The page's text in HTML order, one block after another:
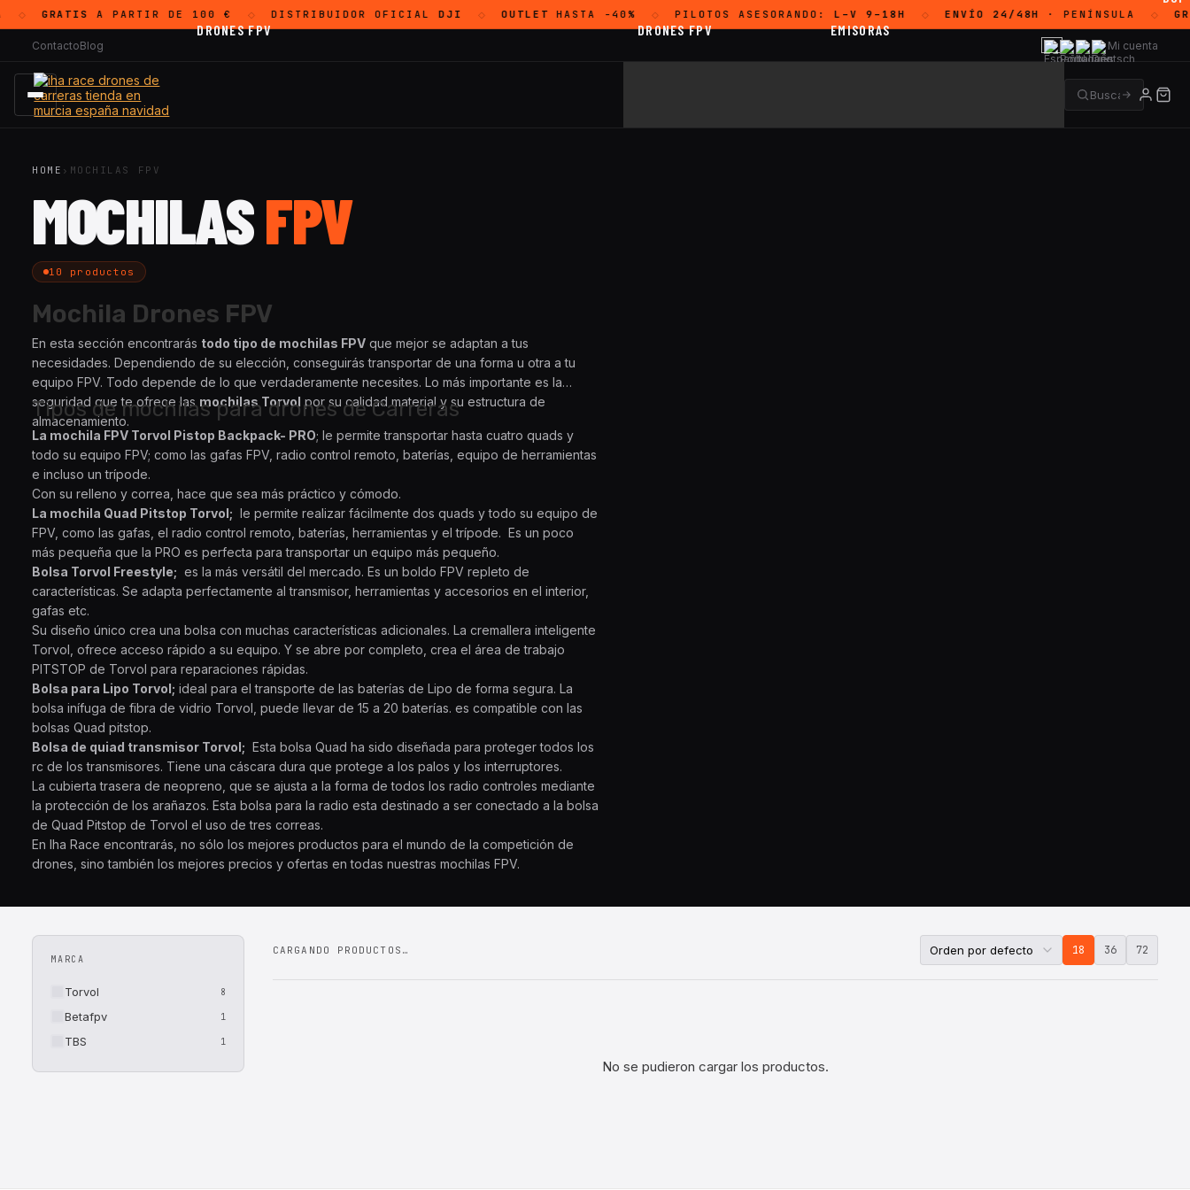
GRATISA PARTIR DE 100 € DISTRIBUIDOR OFICIALDJI OUTLETHASTA -40% PILOTOS ASESORANDO: L–V 9–18H ENVÍO 24/48H· PENÍNSULA
ContactoBlog Mi cuenta
DRONES FPV EMISORAS
DRONES FPV
HOME › MOCHILAS FPV
MOCHILASFPV
10 productos
Mochila Drones FPV
En esta sección encontrarás todo tipo de mochilas FPV que mejor se adaptan a tus
necesidades. Dependiendo de su elección, conseguirás transportar de una forma u otra a tu
equipo FPV. Todo depende de lo que verdaderamente necesites. Lo más importante es la
seguridad que te ofrece las mochilas Torvol por su calidad material y su estructura de
almacenamiento.
Tipos de mochilas para drones de Carreras
La mochila FPV Torvol Pistop Backpack- PRO; le permite transportar hasta cuatro quads y
todo su equipo FPV; como las gafas FPV, radio control remoto, baterías, equipo de herramientas
e incluso un trípode.
Con su relleno y correa, hace que sea más práctico y cómodo.
La mochila Quad Pitstop Torvol; le permite realizar fácilmente dos quads y todo su equipo de
FPV, como las gafas, el radio control remoto, baterías, herramientas y el trípode. Es un poco
más pequeña que la PRO es perfecta para transportar un equipo más pequeño.
Bolsa Torvol Freestyle; es la más versátil del mercado. Es un boldo FPV repleto de
características. Se adapta perfectamente al transmisor, herramientas y accesorios en el interior,
gafas etc.
Su diseño único crea una bolsa con muchas características adicionales. La cremallera inteligente
Torvol, ofrece acceso rápido a su equipo. Y se abre por completo, crea el área de trabajo
PITSTOP de Torvol para reparaciones rápidas.
Bolsa para Lipo Torvol; ideal para el transporte de las baterías de Lipo de forma segura. La
bolsa inífuga de fibra de vidrio Torvol, puede llevar de 15 a 20 baterías. es compatible con las
bolsas Quad pitstop.
Bolsa de quiad transmisor Torvol; Esta bolsa Quad ha sido diseñada para proteger todos los
rc de los transmisores. Tiene una cáscara dura que protege a los palos y los interruptores.
La cubierta trasera de neopreno, que se ajusta a la forma de todos los radio controles mediante
la protección de los arañazos. Esta bolsa para la radio esta destinado a ser conectado a la bolsa
de Quad Pitstop de Torvol el uso de tres correas.
En Iha Race encontrarás, no sólo los mejores productos para el mundo de la competición de
drones, sino también los mejores precios y ofertas en todas nuestras mochilas FPV.
MARCA
Torvol 8
Betafpv 1
TBS 1
CARGANDO PRODUCTOS… 18 36 72
No se pudieron cargar los productos.